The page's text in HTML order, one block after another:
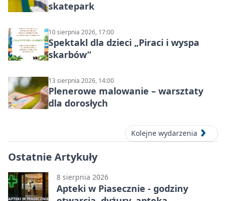
skatepark
10 sierpnia 2026, 17:00
Spektakl dla dzieci „Piraci i wyspa
skarbów”
13 sierpnia 2026, 14:00
Plenerowe malowanie – warsztaty
dla dorosłych
Kolejne wydarzenia
Ostatnie Artykuły
8 sierpnia 2026
Apteki w Piasecznie - godziny